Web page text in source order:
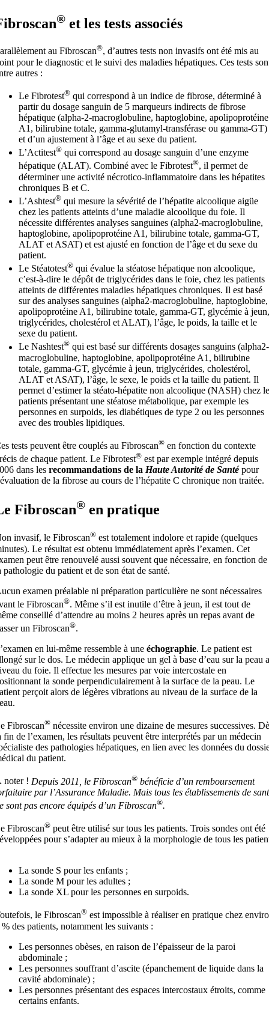
®et les tests associés
au Fibroscan®, d’autres tests non invasifs ont été mis au
pour le diagnostic et le suivi des maladies hépatiques. Ces tests
autres :
Le Fibrotest®qui correspond à un indice de fibrose, déterminé à
partir du dosage sanguin de 5 marqueurs indirects de fibrose
hépatique (alpha-2-macroglobuline, haptoglobine, apolipoprotéine
A1, bilirubine totale, gamma-glutamyl-transférase ou gamma-GT)
et d’un ajustement à l’âge et au sexe du patient.
L’Actitest®qui correspond au dosage sanguin d’une enzyme
hépatique (ALAT). Combiné avec le Fibrotest®, il permet de
déterminer une activité nécrotico-inflammatoire dans les hépatites
chroniques B et C.
L’Ashtest®qui mesure la sévérité de l’hépatite alcoolique aigüe
chez les patients atteints d’une maladie alcoolique du foie. Il
nécessite différentes analyses sanguines (alpha2-macroglobuline,
haptoglobine, apolipoprotéine A1, bilirubine totale, gamma-GT,
ALAT et ASAT) et est ajusté en fonction de l’âge et du sexe du
patient.
Le Stéatotest®qui évalue la stéatose hépatique non alcoolique,
c’est-à-dire le dépôt de triglycérides dans le foie, chez les patients
atteints de différentes maladies hépatiques chroniques. Il est basé
sur des analyses sanguines (alpha2-macroglobuline, haptoglobine,
apolipoprotéine A1, bilirubine totale, gamma-GT, glycémie à jeun,
triglycérides, cholestérol et ALAT), l’âge, le poids, la taille et le
sexe du patient.
Le Nashtest®qui est basé sur différents dosages sanguins (alpha2-
macroglobuline, haptoglobine, apolipoprotéine A1, bilirubine
totale, gamma-GT, glycémie à jeun, triglycérides, cholestérol,
ALAT et ASAT), l’âge, le sexe, le poids et la taille du patient. Il
permet d’estimer la stéato-hépatite non alcoolique (NASH) chez
patients présentant une stéatose métabolique, par exemple les
personnes en surpoids, les diabétiques de type 2 ou les personnes
avec des troubles lipidiques.
tests peuvent être couplés au Fibroscan®en fonction du contexte
de chaque patient. Le Fibrotest®est par exemple intégré depuis
dans les recommandations de la Haute Autorité de Santépour
de la fibrose au cours de l’hépatite C chronique non traitée.
Fibroscan®en pratique
invasif, le Fibroscan®est totalement indolore et rapide (quelques
Le résultat est obtenu immédiatement après l’examen. Cet
peut être renouvelé aussi souvent que nécessaire, en fonction de
pathologie du patient et de son état de santé.
examen préalable ni préparation particulière ne sont nécessaires
le Fibroscan®. Même s’il est inutile d’être à jeun, il est tout de
conseillé d’attendre au moins 2 heures après un repas avant de
un Fibroscan®.
en lui-même ressemble à une échographie. Le patient est
sur le dos. Le médecin applique un gel à base d’eau sur la peau
du foie. Il effectue les mesures par voie intercostale en
la sonde perpendiculairement à la surface de la peau. Le
perçoit alors de légères vibrations au niveau de la surface de la
Fibroscan®nécessite environ une dizaine de mesures successives.
fin de l’examen, les résultats peuvent être interprétés par un médecin
des pathologies hépatiques, en lien avec les données du
du patient.
noter ! Depuis 2011, le Fibroscan®bénéficie d’un remboursement
par l’Assurance Maladie. Mais tous les établissements de
sont pas encore équipés d’un Fibroscan®.
Fibroscan®peut être utilisé sur tous les patients. Trois sondes ont été
pour s’adapter au mieux à la morphologie de tous les
La sonde S pour les enfants ;
La sonde M pour les adultes ;
La sonde XL pour les personnes en surpoids.
le Fibroscan®est impossible à réaliser en pratique chez
des patients, notamment les suivants :
Les personnes obèses, en raison de l’épaisseur de la paroi
abdominale ;
Les personnes souffrant d’ascite (épanchement de liquide dans la
cavité abdominale) ;
Les personnes présentant des espaces intercostaux étroits, comme
certains enfants.